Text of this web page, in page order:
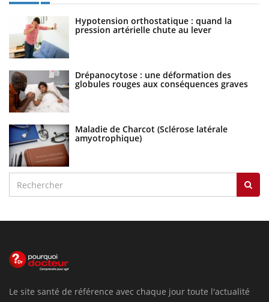
Hypotension orthostatique : quand la
pression artérielle chute au lever
Drépanocytose : une déformation des
globules rouges aux conséquences graves
Maladie de Charcot (Sclérose latérale
amyotrophique)
Le site santé de référence avec chaque jour toute l'actualité